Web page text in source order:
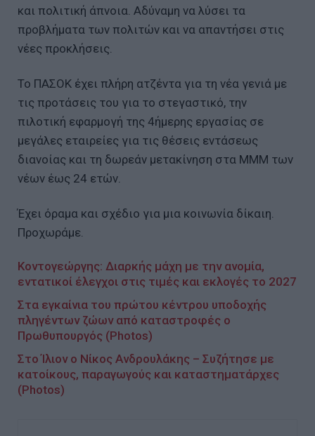
και πολιτική άπνοια. Αδύναμη να λύσει τα
προβλήματα των πολιτών και να απαντήσει στις
νέες προκλήσεις.
Το ΠΑΣΟΚ έχει πλήρη ατζέντα για τη νέα γενιά με
τις προτάσεις του για το στεγαστικό, την
πιλοτική εφαρμογή της 4ήμερης εργασίας σε
μεγάλες εταιρείες για τις θέσεις εντάσεως
διανοίας και τη δωρεάν μετακίνηση στα ΜΜΜ των
νέων έως 24 ετών.
Έχει όραμα και σχέδιο για μια κοινωνία δίκαιη.
Προχωράμε.
Κοντογεώργης: Διαρκής μάχη με την ανομία,
εντατικοί έλεγχοι στις τιμές και εκλογές το 2027
Στα εγκαίνια του πρώτου κέντρου υποδοχής
πληγέντων ζώων από καταστροφές ο
Πρωθυπουργός (Photos)
Στο Ίλιον ο Νίκος Ανδρουλάκης – Συζήτησε με
κατοίκους, παραγωγούς και καταστηματάρχες
(Photos)